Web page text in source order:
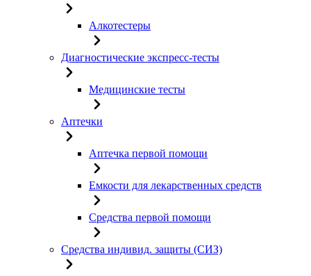
Алкотестеры
Диагностические экспресс-тесты
Медицинские тесты
Аптечки
Аптечка первой помощи
Емкости для лекарственных средств
Средства первой помощи
Средства индивид. защиты (СИЗ)